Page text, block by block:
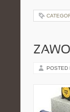
POSTED